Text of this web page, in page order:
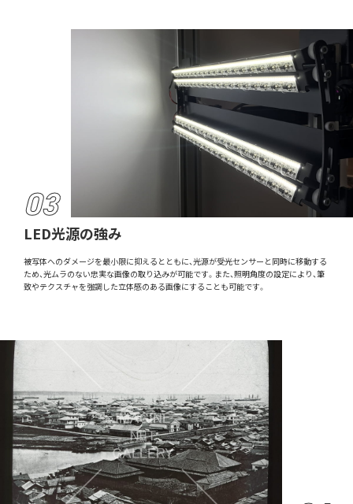
LED光源の強み
被写体へのダメージを最小限に抑えるとともに、光源が受光センサーと同時に移動する
ため、光ムラのない忠実な画像の取り込みが可能です。また、照明角度の設定により、筆
致やテクスチャを強調した立体感のある画像にすることも可能です。